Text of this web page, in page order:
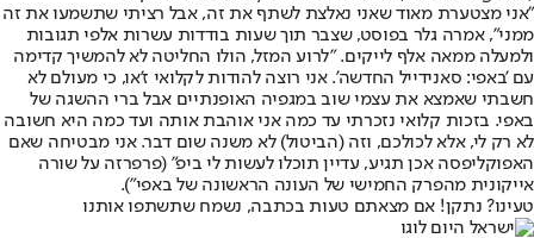
"אני מצטערת מאוד שאני נאלצת לשתף את זה, אבל רציתי שתשמעו את זה
ממני", אמרה גלר בפוסט, שצבר תוך שעות בודדות עשרות אלפי תגובות
ולמעלה ממאה אלף לייקים. "לרוע המזל, הולו החליטה לא להמשיך קדימה
עם 'באפי: סאנידייל החדשה'. אני רוצה להודות לקלואי ז'או, כי מעולם לא
חשבתי שאמצא את עצמי שוב במגפיה האופנתיים אבל ברי ההשגה של
באפי. בזכות קלואי נזכרתי עד כמה אני אוהבת אותה ועד כמה היא חשובה
לא רק לי, אלא לכולכם, וזה (הביטול) לא משנה שום דבר. אני מבטיחה שאם
האפוקליפסה אכן תגיע, עדיין תוכלו לעשות לי ביפ" (פרפרזה על שורה
אייקונית מהפרק החמישי של העונה הראשונה של באפי").
טעינו? נתקן! אם מצאתם טעות בכתבה, נשמח שתשתפו אותנו